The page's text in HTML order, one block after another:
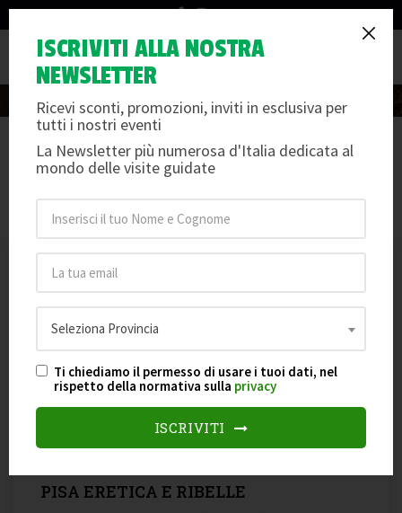
info@arteemusei.com
Visite guidate
PISA ERETICA E RIBELLE
ISCRIVITI ALLA NOSTRA
NEWSLETTER
Ricevi sconti, promozioni, inviti in esclusiva per
tutti i nostri eventi
La Newsletter più numerosa d'Italia dedicata al
mondo delle visite guidate
Seleziona Provincia
Ti chiediamo il permesso di usare i tuoi dati, nel
rispetto della normativa sulla privacy
ISCRIVITI